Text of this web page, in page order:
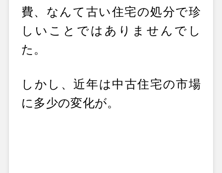
費、なんて古い住宅の処分で珍
しいことではありませんでし
た。
しかし、近年は中古住宅の市場
に多少の変化が。